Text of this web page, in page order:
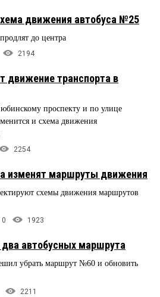
движения автобуса №25
до центра
2194
движение транспорта в
проспекту и по улице
и схема движения
2254
изменят маршруты движения
схемы движения маршрутов
0 1923
автобусных маршрута
убрать маршрут №60 и обновить
2211